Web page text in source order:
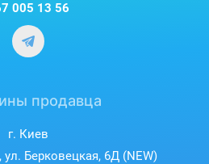
005 13 56
продавца
г. Киев
Берковецкая, 6Д (NEW)